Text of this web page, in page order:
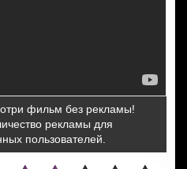
фильм без рекламы!
рекламы для
пользователей.